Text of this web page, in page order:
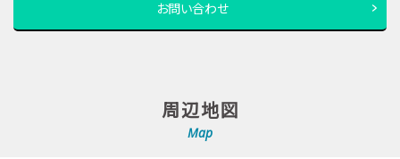
お問い合わせ
周辺地図
Map